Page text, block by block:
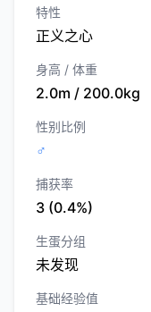
特性
正义之心
身高 / 体重
2.0m / 200.0kg
性别比例
♂
捕获率
3 (0.4%)
生蛋分组
未发现
基础经验值